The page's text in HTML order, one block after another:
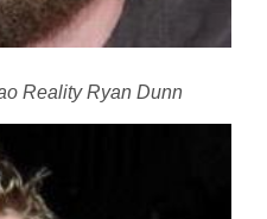
Reality Ryan Dunn